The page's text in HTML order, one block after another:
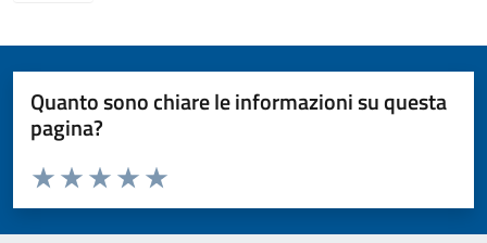
Quanto sono chiare le informazioni su questa
pagina?
Valuta da 1 a 5 stelle la pagina
Valuta 5 stelle su 5
Valuta 4 stelle su 5
Valuta 3 stelle su 5
Valuta 2 stelle su 5
Valuta 1 stelle su 5